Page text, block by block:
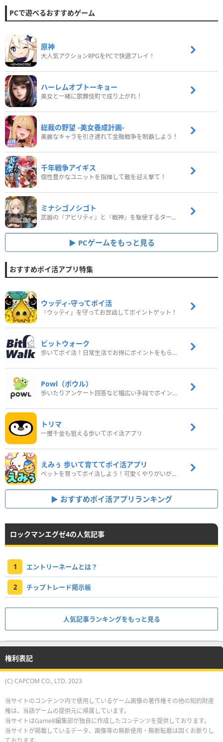
PCで遊べるおすすめゲーム
原神
大人気アクションRPGをPCで快適プレイ！
ハーレムオブトーキョー
美女と一緒に歌舞伎町で成り上がれ！
総裁の野望 -美女養成計画-
美麗なキャラを引き連れて金融戦争を制覇しよう！
千年戦争アイギス
個性豊かなユニットを指揮して敵を迎え撃て！
ミナシゴノシゴト
武器の『アビリティ』と『戦神』を駆使するターン制コマンドバトルRPG！
PCゲームをもっと見る
おすすめポイ活アプリ特集
ウッディ‐守ってポイ活
「ウッディ」を守ってお世話してポイントゲット！
ビットウォーク
歩いてポイ活！日常生活でお得にポイントをもらおう
Powl（ポウル）
歩いたりアンケート回答など幅広い手段でポイントをゲット
トリマ
一攫千金も狙える歩いてポイ活アプリ
えみぅ 歩いて育ててポイ活アプリ
ペットを育ってポイ活しよう！可愛くやりがいがある新感覚アプリ
おすすめポイ活アプリランキング
ロックマンエグゼ4の人気記事
1 エントリーネームとは？
2 チップトレード掲示板
人気記事ランキングをもっと見る
権利表記
(C) CAPCOM CO., LTD. 2023
当サイトのコンテンツ内で使用しているゲーム画像の著作権その他の知的財産
権は、当該ゲームの提供元に帰属しています。
当サイトはGame8編集部が独自に作成したコンテンツを提供しております。
当サイトが掲載しているデータ、画像等の無断使用・無断転載は固くお断りし